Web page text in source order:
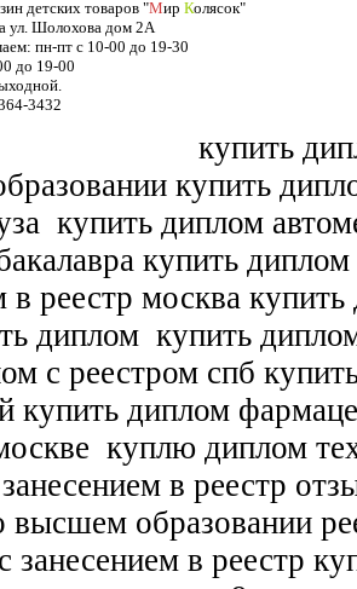
детских товаров "Мир Колясок"
ул. Шолохова дом 2А
пн-пт с 10-00 до 19-30
до 19-00
3432
купить
купить
купить диплом
купить
в реестр москва
диплом купить
с реестром спб
купить диплом
куплю диплом
в реестр
высшем образовании
занесением в реестр